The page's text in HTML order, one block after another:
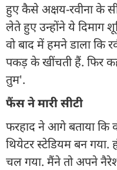
हुए कैसे अक्षय-रवीना के
लेते हुए उन्होंने ये दिमाग
वो बाद में हमने डाला कि
पकड़ के खींचती हैं. फिर
तुम'.
फैंस ने मारी सीटी
फरहाद ने आगे बताया कि
थियेटर स्टेडियम बन
चल गया. मैंने तो अपने